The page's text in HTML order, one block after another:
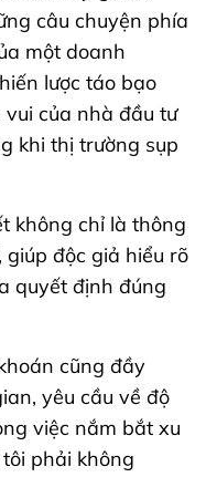
câu chuyện phía
một doanh
lược táo bạo
của nhà đầu tư
khi thị trường sụp
không chỉ là thông
giúp độc giả hiểu rõ
quyết định đúng
cũng đầy
yêu cầu về độ
việc nắm bắt xu
phải không